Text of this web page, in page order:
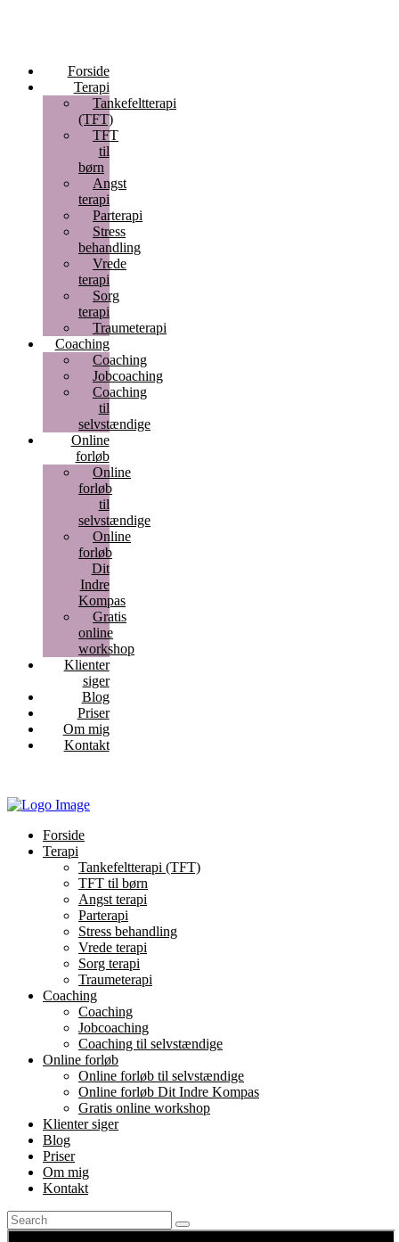
Forside
Terapi
Tankefeltterapi
(TFT)
TFT
til
børn
Angst
terapi
Parterapi
Stress
behandling
Vrede
terapi
Sorg
terapi
Traumeterapi
Coaching
Coaching
Jobcoaching
Coaching
til
selvstændige
Online
forløb
Online
forløb
til
selvstændige
Online
forløb
Dit
Indre
Kompas
Gratis
online
workshop
Klienter
siger
Blog
Priser
Om mig
Kontakt
Forside
Terapi
Tankefeltterapi (TFT)
TFT til børn
Angst terapi
Parterapi
Stress behandling
Vrede terapi
Sorg terapi
Traumeterapi
Coaching
Coaching
Jobcoaching
Coaching til selvstændige
Online forløb
Online forløb til selvstændige
Online forløb Dit Indre Kompas
Gratis online workshop
Klienter siger
Blog
Priser
Om mig
Kontakt